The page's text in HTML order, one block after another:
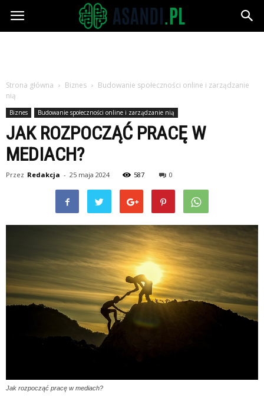
Asandi.pl
Strona główna Biznes
Budowanie społeczności online i zarządzanie
nią
Biznes Budowanie społeczności online i zarządzanie nią
JAK ROZPOCZĄĆ PRACĘ W
MEDIACH?
Przez Redakcja - 25 maja 2024 587 0
Jak rozpocząć pracę w mediach?